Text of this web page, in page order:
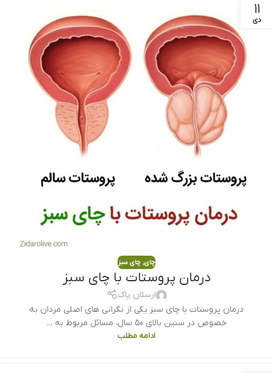
۱۱
دی
چای, چای سبز
درمان پروستات با چای سبز
ارسلان پاک
درمان پروستات با چای سبز یکی از نگرانی های اصلی مردان به
خصوص در سنین بالای ۵۰ سال، مسائل مربوط به ...
ادامه مطلب